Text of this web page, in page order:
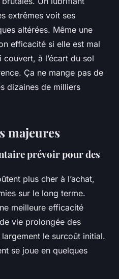
extrêmes voit ses
altérées. Même une
efficacité si elle est mal
à l’écart du sol
Ça ne mange pas de
dizaines de milliers
majeures
prévoir pour des
plus cher à l’achat,
sur le long terme.
meilleure efficacité
vie prolongée des
le surcoût initial.
se joue en quelques